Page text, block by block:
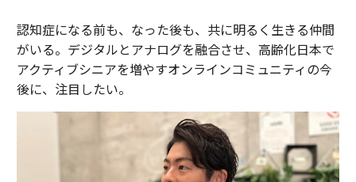
認知症になる前も、なった後も、共に明るく生きる仲間
がいる。デジタルとアナログを融合させ、高齢化日本で
アクティブシニアを増やすオンラインコミュニティの今
後に、注目したい。